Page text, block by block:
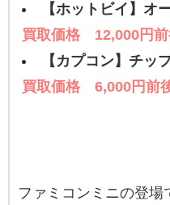
【ホットビイ】オ
買取価格 12,000円
【カプコン】チッ
買取価格 6,000円前
ファミコンミニの登